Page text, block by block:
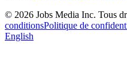
© 2026 Jobs Media Inc. Tous
conditionsPolitique de
English